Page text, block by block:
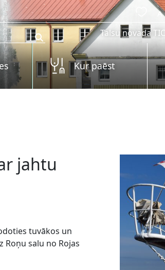
Talsu novada TIC
Kur paēst
jahtu
tuvākos un
Roņu salu no Rojas